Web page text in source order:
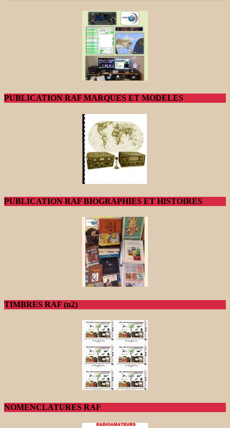
PUBLICATION RAF MARQUES ET MODELES
PUBLICATION RAF BIOGRAPHIES ET HISTOIRES
TIMBRES RAF (n2)
NOMENCLATURES RAF